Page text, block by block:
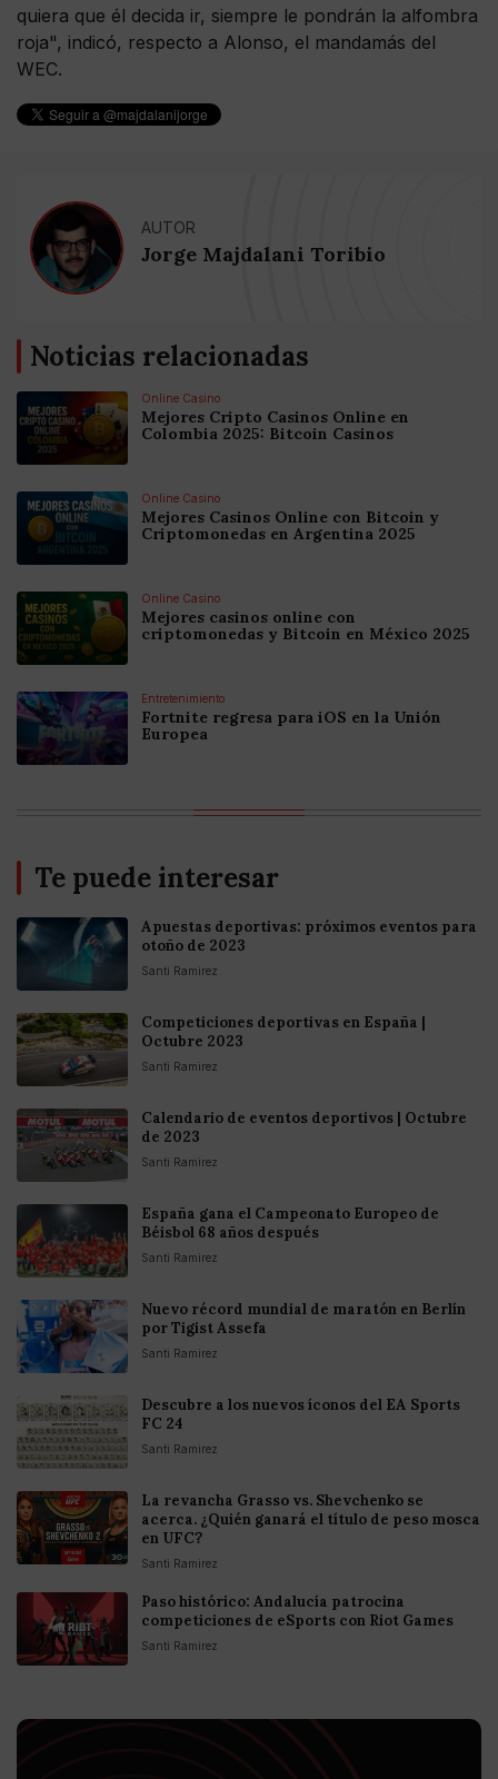
quiera que él decida ir, siempre le pondrán la alfombra
roja", indicó, respecto a Alonso, el mandamás del
WEC.
AUTOR
Jorge Majdalani Toribio
Noticias relacionadas
Online Casino
Mejores Cripto Casinos Online en
Colombia 2025: Bitcoin Casinos
Online Casino
Mejores Casinos Online con Bitcoin y
Criptomonedas en Argentina 2025
Online Casino
Mejores casinos online con
criptomonedas y Bitcoin en México 2025
Entretenimiento
Fortnite regresa para iOS en la Unión
Europea
Te puede interesar
Apuestas deportivas: próximos eventos para
otoño de 2023
Santi Ramirez
Competiciones deportivas en España |
Octubre 2023
Santi Ramirez
Calendario de eventos deportivos | Octubre
de 2023
Santi Ramirez
España gana el Campeonato Europeo de
Béisbol 68 años después
Santi Ramirez
Nuevo récord mundial de maratón en Berlín
por Tigist Assefa
Santi Ramirez
Descubre a los nuevos íconos del EA Sports
FC 24
Santi Ramirez
La revancha Grasso vs. Shevchenko se
acerca. ¿Quién ganará el título de peso mosca
en UFC?
Santi Ramirez
Paso histórico: Andalucía patrocina
competiciones de eSports con Riot Games
Santi Ramirez